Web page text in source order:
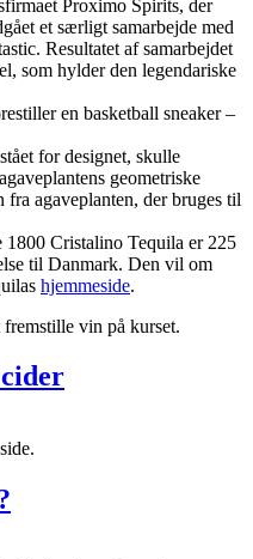
Proximo Spirits, der
et særligt samarbejde med
Resultatet af samarbejdet
som hylder den legendariske
en basketball sneaker –
for designet, skulle
geometriske
fra agaveplanten, der bruges til
Cristalino Tequila er 225
til Danmark. Den vil om
hjemmeside.